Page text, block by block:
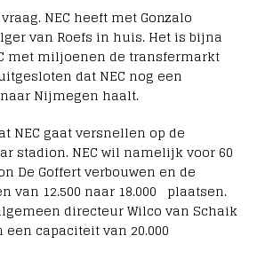
NEC heeft met Gonzalo
van Roefs in huis. Het is bijna
met miljoenen de transfermarkt
dat NEC nog een
Nijmegen haalt.
NEC gaat versnellen op de
stadion. NEC wil namelijk voor 60
De Goffert verbouwen en de
van 12.500 naar 18.000 plaatsen.
directeur Wilco van Schaik
een capaciteit van 20.000